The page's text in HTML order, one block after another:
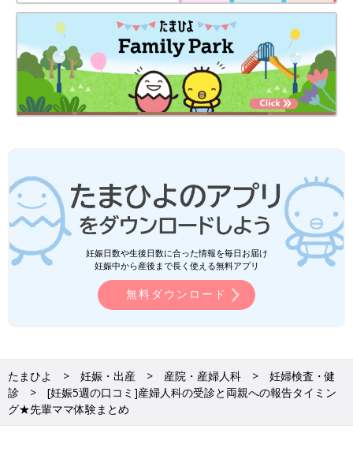
週目は、おなかに新しい命が宿っていることを強く実感する時期
ですね。つわりの症状も徐々にあらわれてくるころなので、しっ
かりと体の声に耳を傾け、無理をせず穏やかにすごせるといいで
すね。
報告したときの両親の反応は？
添えて、サプライズで報告したという人が多くいました。逆に、
言う前に気づかれてしまったという人や、妊娠を知っている周囲
の人からバラされてしまったという方も。
また、コロナ禍で会えなかった時期はオンラインや電話で報告し
たと追う人も多かったようです。
せっかくのおめでたい報告ですから、より喜んでもらえるような
タイミングや演出を考えてみるのもいいかもしれませんね♪
と書きサプライズケーキを出した。予想外だったのは母の驚きよ
りも父や弟が泣きながら喜んでくれてすごく嬉しかった。
妊娠日数や生後日数に合った情報を毎日お届け
妊娠中から産後まで長く使える無料アプリ
無料ダウンロード
たまひよ 妊娠・出産 産院・産婦人科
妊婦検査・健
診
[妊娠5週の口コミ]産婦人科の受診と両親への報告タイミン
グ★先輩ママ体験まとめ